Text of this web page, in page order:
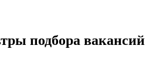
подбора вакансий